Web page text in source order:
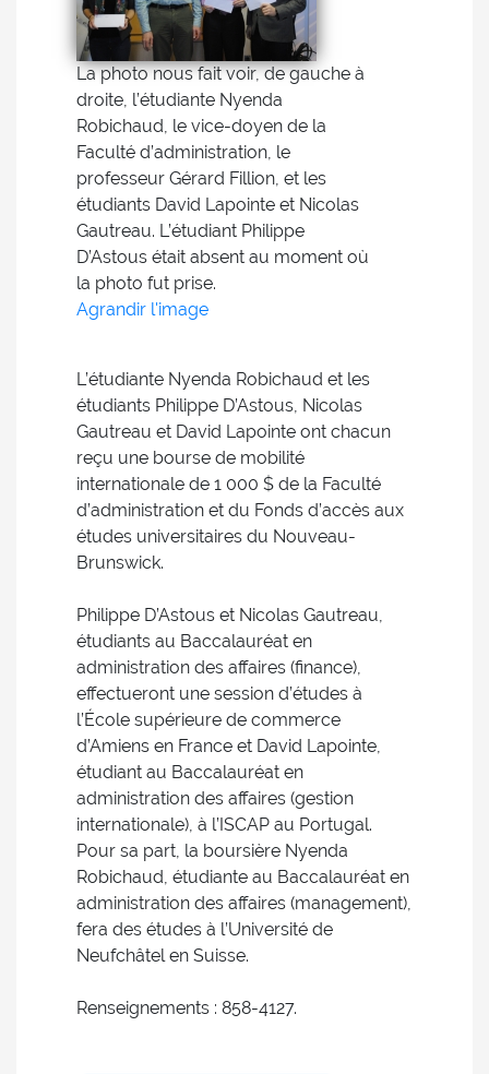
La photo nous fait voir, de gauche à
droite, l’étudiante Nyenda
Robichaud, le vice-doyen de la
Faculté d’administration, le
professeur Gérard Fillion, et les
étudiants David Lapointe et Nicolas
Gautreau. L’étudiant Philippe
D’Astous était absent au moment où
la photo fut prise.
Agrandir l'image
L’étudiante Nyenda Robichaud et les
étudiants Philippe D’Astous, Nicolas
Gautreau et David Lapointe ont chacun
reçu une bourse de mobilité
internationale de 1 000 $ de la Faculté
d’administration et du Fonds d’accès aux
études universitaires du Nouveau-
Brunswick.
Philippe D’Astous et Nicolas Gautreau,
étudiants au Baccalauréat en
administration des affaires (finance),
effectueront une session d’études à
l’École supérieure de commerce
d’Amiens en France et David Lapointe,
étudiant au Baccalauréat en
administration des affaires (gestion
internationale), à l’ISCAP au Portugal.
Pour sa part, la boursière Nyenda
Robichaud, étudiante au Baccalauréat en
administration des affaires (management),
fera des études à l’Université de
Neufchâtel en Suisse.
Renseignements : 858-4127.